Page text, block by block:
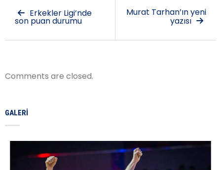
Erkekler Ligi’nde
son puan durumu
Murat Tarhan’ın yeni
yazısı
Comments are closed.
GALERI